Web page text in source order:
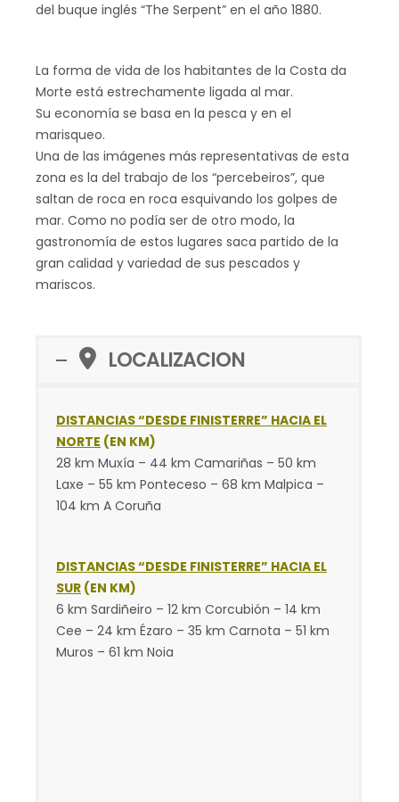
del buque inglés “The Serpent” en el año 1880.
La forma de vida de los habitantes de la Costa da
Morte está estrechamente ligada al mar.
Su economía se basa en la pesca y en el
marisqueo.
Una de las imágenes más representativas de esta
zona es la del trabajo de los “percebeiros”, que
saltan de roca en roca esquivando los golpes de
mar. Como no podía ser de otro modo, la
gastronomía de estos lugares saca partido de la
gran calidad y variedad de sus pescados y
mariscos.
LOCALIZACION
DISTANCIAS “DESDE FINISTERRE” HACIA EL
NORTE (EN KM)
28 km Muxía – 44 km Camariñas – 50 km
Laxe – 55 km Ponteceso – 68 km Malpica –
104 km A Coruña
DISTANCIAS “DESDE FINISTERRE” HACIA EL
SUR (EN KM)
6 km Sardiñeiro – 12 km Corcubión – 14 km
Cee – 24 km Ézaro – 35 km Carnota – 51 km
Muros – 61 km Noia